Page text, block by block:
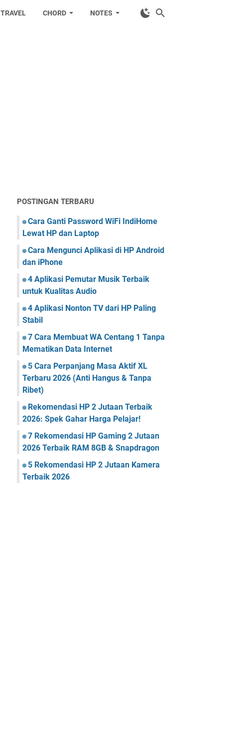
TRAVEL CHORD NOTES
POSTINGAN TERBARU
Cara Ganti Password WiFi IndiHome
Lewat HP dan Laptop
Cara Mengunci Aplikasi di HP Android
dan iPhone
4 Aplikasi Pemutar Musik Terbaik
untuk Kualitas Audio
4 Aplikasi Nonton TV dari HP Paling
Stabil
7 Cara Membuat WA Centang 1 Tanpa
Mematikan Data Internet
5 Cara Perpanjang Masa Aktif XL
Terbaru 2026 (Anti Hangus & Tanpa
Ribet)
Rekomendasi HP 2 Jutaan Terbaik
2026: Spek Gahar Harga Pelajar!
7 Rekomendasi HP Gaming 2 Jutaan
2026 Terbaik RAM 8GB & Snapdragon
5 Rekomendasi HP 2 Jutaan Kamera
Terbaik 2026